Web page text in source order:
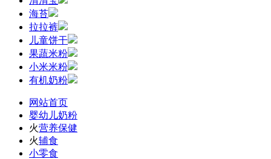
海苔
拉拉裤
儿童饼干
果蔬米粉
小米米粉
有机奶粉
网站首页
婴幼儿奶粉
火营养保健
火辅食
小零食